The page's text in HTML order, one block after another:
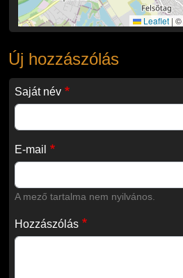
Leaflet |
Új hozzászólás
Saját név
E-mail
A mező tartalma nem nyilvános.
Hozzászólás